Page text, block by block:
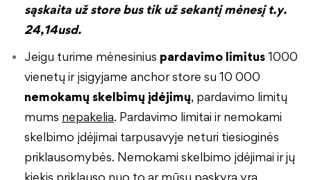
sąskaita už store bus tik už sekantį mėnesį t.y.
24,14usd.
Jeigu turime mėnesinius pardavimo limitus1000
vienetų ir įsigyjame anchor store su 10 000
nemokamų skelbimų įdėjimų, pardavimo limitų
mums nepakelia. Pardavimo limitai ir nemokami
skelbimo įdėjimai tarpusavyje neturi tiesioginės
priklausomybės. Nemokami skelbimo įdėjimai ir jų